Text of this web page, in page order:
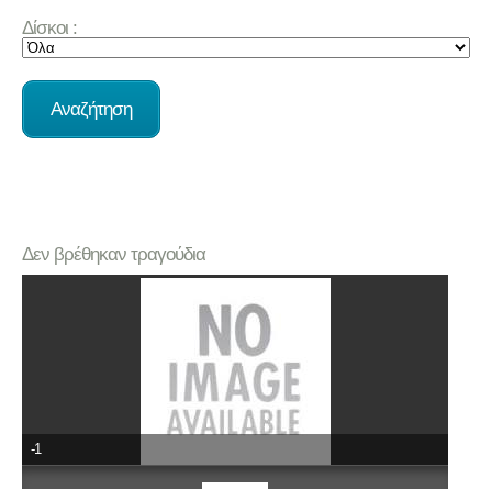
Δίσκοι :
Δεν βρέθηκαν τραγούδια
-1